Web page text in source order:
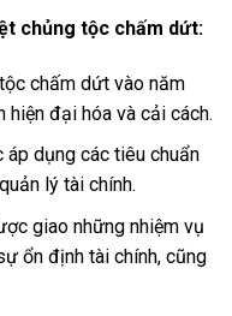
chủng tộc chấm dứt:
chấm dứt vào năm
hiện đại hóa và cải cách.
áp dụng các tiêu chuẩn
lý tài chính.
giao những nhiệm vụ
ổn định tài chính, cũng